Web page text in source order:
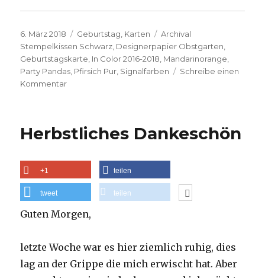
Veröffentlicht
am
6. März 2018 Kategorien
Geburtstag Karten Schlagwörter
Archival
Stempelkissen Schwarz Designerpapier Obstgarten
Geburtstagskarte In Color 2016-2018 Mandarinorange
Party Pandas Pfirsich Pur Signalfarben
Schreibe einen
Kommentarzu
Herbstliches Dankeschön
+1 teilen
tweet teilen
Guten Morgen,
letzte Woche war es hier ziemlich ruhig, dies
lag an der Grippe die mich erwischt hat. Aber